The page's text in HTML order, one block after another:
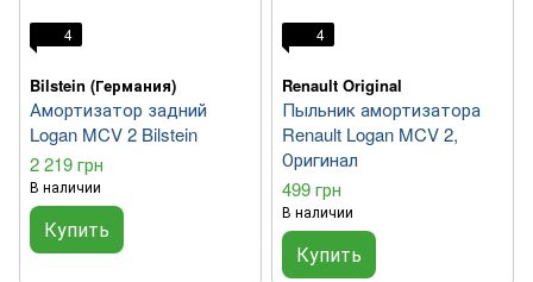
4
Bilstein (Германия)
Амортизатор задний
Logan MCV 2 Bilstein
2 219 грн
В наличии
Купить
4
Renault Original
Пыльник амортизатора
Renault Logan MCV 2,
Оригинал
499 грн
В наличии
Купить